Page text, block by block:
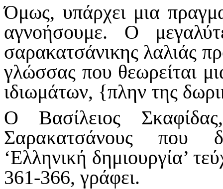
Όμως, υπάρχει μια
αγνοήσουμε. Ο
σαρακατσάνικης λαλιάς
γλώσσας που θεωρείται
ιδιωμάτων, {πλην της
Ο Βασίλειος
Σαρακατσάνους που
‘Ελληνική δημιουργία’
361-366, γράφει.